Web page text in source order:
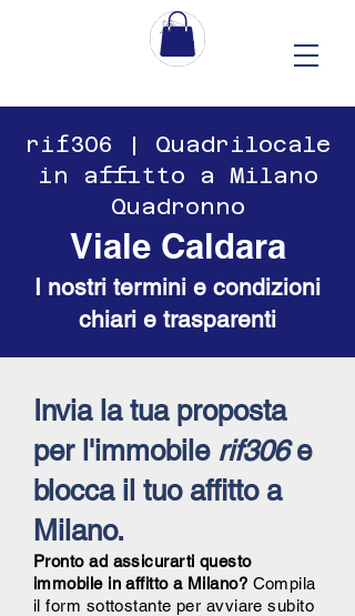
​​rif306 | Quadrilocale
in affitto a Milano
Quadronno
Viale Caldara
I nostri termini e condizioni
chiari e trasparenti
Invia la tua proposta
per l'immobile rif306e
blocca il tuo affitto a
Milano.
Pronto ad assicurarti questo
immobile in affitto a Milano? Compila
il form sottostante per avviare subito